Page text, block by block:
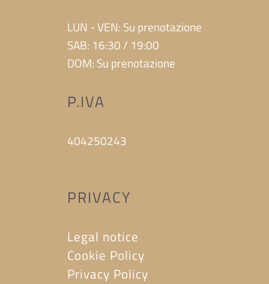
LUN - VEN: Su prenotazione
SAB: 16:30 / 19:00
DOM: Su prenotazione
P.IVA
404250243
PRIVACY
Legal notice
Cookie Policy
Privacy Policy